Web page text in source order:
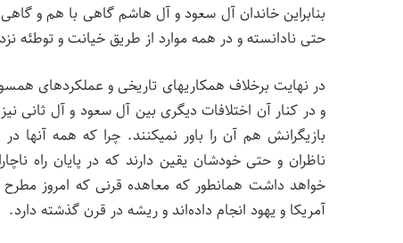
بنابراین خاندان آل سعود و آل هاشم گاهی با هم و
حتی نادانسته و در همه موارد از طریق خیانت و
در نهایت برخلاف همکاری­های تاریخی و عملکردهای
و در کنار آن اختلافات دیگری بین آل سعود و آل ثانی
بازیگرانش هم آن را باور نمی­کنند. چرا که همه آن­ها
ناظران و حتی خودشان یقین دارند که در پایان راه
خواهد داشت همانطور که معاهده قرنی که امروز
آمریکا و یهود انجام داده‌­اند و ریشه در قرن گذشته دارد.